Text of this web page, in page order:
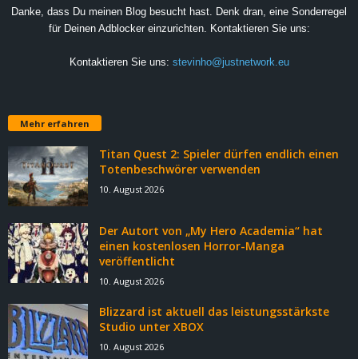
Danke, dass Du meinen Blog besucht hast. Denk dran, eine Sonderregel
für Deinen Adblocker einzurichten. Kontaktieren Sie uns:
Kontaktieren Sie uns: stevinho@justnetwork.eu
Mehr erfahren
Titan Quest 2: Spieler dürfen endlich einen
Totenbeschwörer verwenden
10. August 2026
Der Autort von „My Hero Academia“ hat
einen kostenlosen Horror-Manga
veröffentlicht
10. August 2026
Blizzard ist aktuell das leistungsstärkste
Studio unter XBOX
10. August 2026